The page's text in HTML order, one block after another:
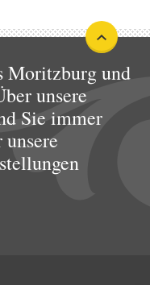
Moritzburg und
unsere
Sie immer